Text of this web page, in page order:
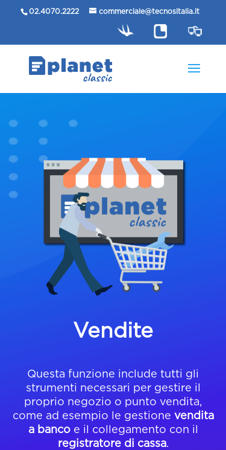
02.4070.2222 commerciale@tecnositalia.it
Vendite
Questa funzione include tutti gli
strumenti necessari per gestire il
proprio negozio o punto vendita,
come ad esempio le gestione vendita
a bancoe il collegamento con il
registratore di cassa.